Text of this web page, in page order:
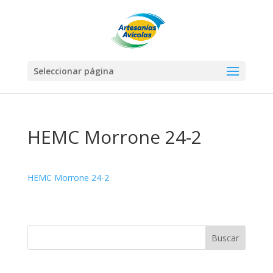
Seleccionar página
HEMC Morrone 24-2
HEMC Morrone 24-2